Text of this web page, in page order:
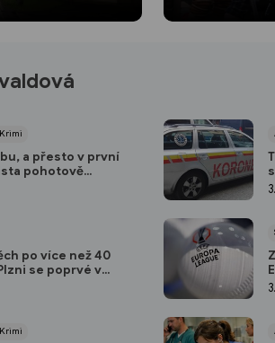
Krimi
a přesto v první
pohotově
v plzeňském fitku
po více než 40
se poprvé v
historii narodili
Krimi